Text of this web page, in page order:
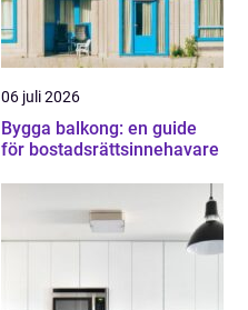
06 juli 2026
Bygga balkong: en guide
för bostadsrättsinnehavare